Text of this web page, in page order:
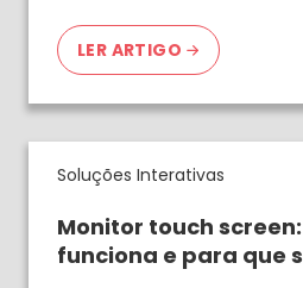
LER ARTIGO
Soluções Interativas
Monitor touch
funciona e para que